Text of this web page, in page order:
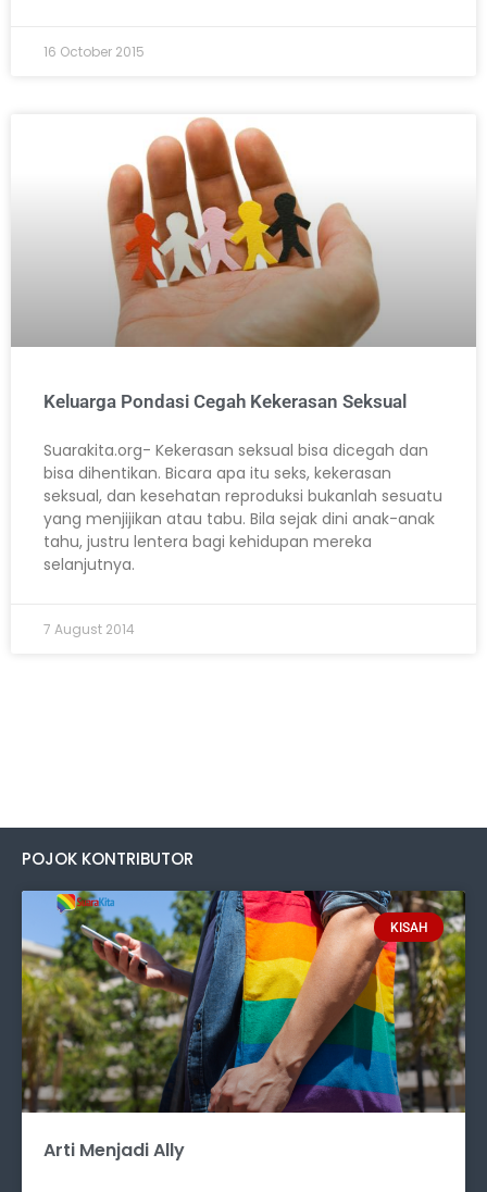
16 October 2015
Keluarga Pondasi Cegah Kekerasan Seksual
Suarakita.org- Kekerasan seksual bisa dicegah dan
bisa dihentikan. Bicara apa itu seks, kekerasan
seksual, dan kesehatan reproduksi bukanlah sesuatu
yang menjijikan atau tabu. Bila sejak dini anak-anak
tahu, justru lentera bagi kehidupan mereka
selanjutnya.
7 August 2014
POJOK KONTRIBUTOR
KISAH
Arti Menjadi Ally